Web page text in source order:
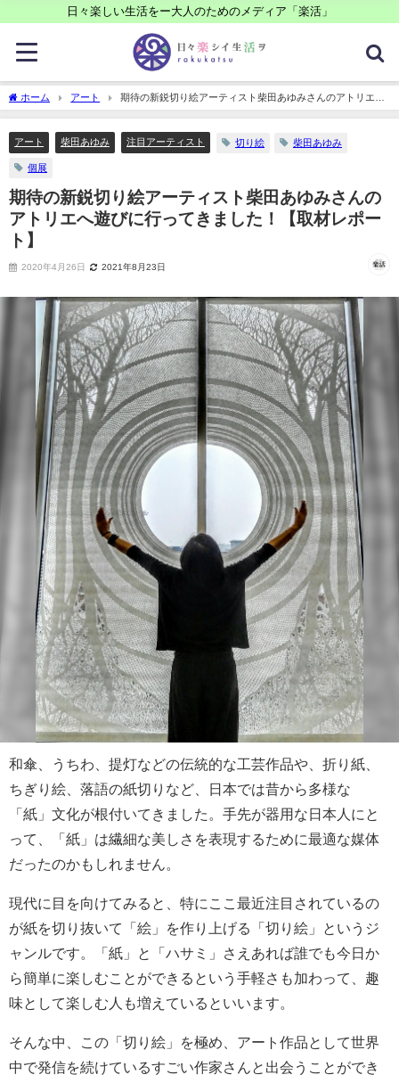
日々楽しい生活をー大人のためのメディア「楽活」
ホーム アート
期待の新鋭切り絵アーティスト柴田あゆみさんのアトリエへ
遊びに行ってきました！【取材レポート】
アート 柴田あゆみ 注目アーティスト 切り絵 柴田あゆみ
個展
期待の新鋭切り絵アーティスト柴田あゆみさんの
アトリエへ遊びに行ってきました！【取材レポー
ト】
2020年4月26日 2021年8月23日
和傘、うちわ、提灯などの伝統的な工芸作品や、折り紙、
ちぎり絵、落語の紙切りなど、日本では昔から多様な
「紙」文化が根付いてきました。手先が器用な日本人にと
って、「紙」は繊細な美しさを表現するために最適な媒体
だったのかもしれません。
現代に目を向けてみると、特にここ最近注目されているの
が紙を切り抜いて「絵」を作り上げる「切り絵」というジ
ャンルです。「紙」と「ハサミ」さえあれば誰でも今日か
ら簡単に楽しむことができるという手軽さも加わって、趣
味として楽しむ人も増えているといいます。
そんな中、この「切り絵」を極め、アート作品として世界
中で発信を続けているすごい作家さんと出会うことができ